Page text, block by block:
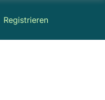
Registrieren